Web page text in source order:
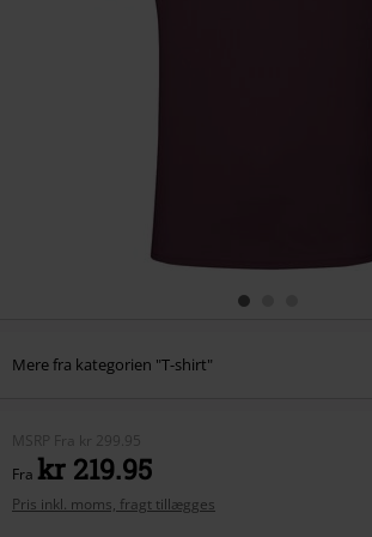
Mere fra kategorien "T-shirt"
MSRP Fra kr 299.95
Fra kr 219.95
Pris inkl. moms, fragt tillægges